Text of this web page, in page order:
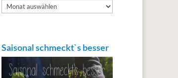
Archiv
Saisonal schmeckt`s besser